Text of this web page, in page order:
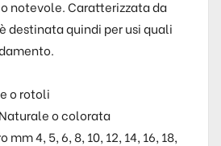
notevole. Caratterizzata da
destinata quindi per usi quali
o rotoli
o colorata
mm 4, 5, 6, 8, 10, 12, 14, 16, 18,